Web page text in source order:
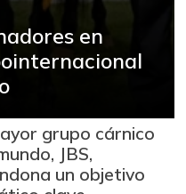
en
grupo cárnico
JBS,
un objetivo